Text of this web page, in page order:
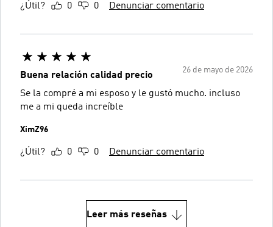
¿Útil? 0 0 Denunciar comentario
26 de mayo de 2026
Buena relación calidad precio
Se la compré a mi esposo y le gustó mucho. incluso
me a mi queda increíble
XimZ96
¿Útil? 0 0 Denunciar comentario
Leer más reseñas